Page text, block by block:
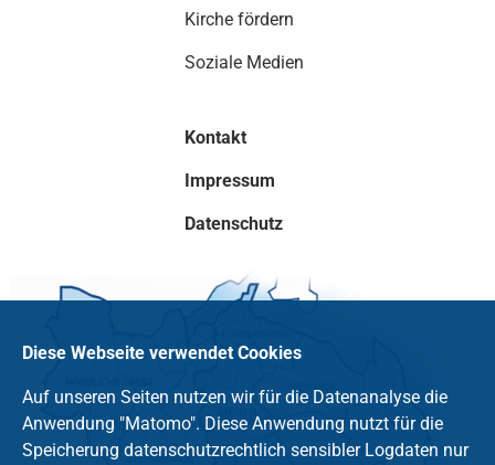
Kirche fördern
Soziale Medien
Kontakt
Impressum
Datenschutz
Diese Webseite verwendet Cookies
Auf unseren Seiten nutzen wir für die Datenanalyse die
Anwendung "Matomo". Diese Anwendung nutzt für die
Speicherung datenschutzrechtlich sensibler Logdaten nur